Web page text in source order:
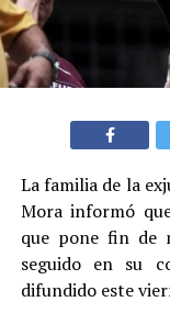
La familia de la
Mora informó
que pone fin de
seguido en su
difundido este